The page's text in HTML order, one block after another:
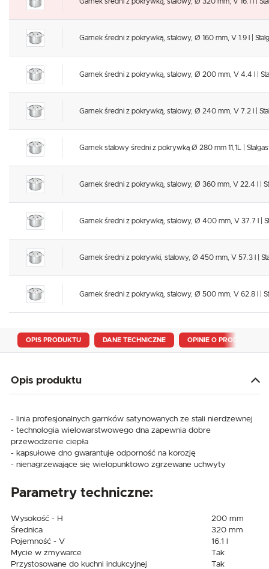
Garnek średni z pokrywką, stalowy, Ø 320 mm, V 16.1 l |
Garnek średni z pokrywką, stalowy, Ø 160 mm, V 1.9 l |
Garnek średni z pokrywką, stalowy, Ø 200 mm, V 4.4 l |
Garnek średni z pokrywką, stalowy, Ø 240 mm, V 7.2 l |
Garnek stalowy średni z pokrywką Ø 280 mm 11,1L |
Garnek średni z pokrywką, stalowy, Ø 360 mm, V 22.4 l |
Garnek średni z pokrywką, stalowy, Ø 400 mm, V 37.7 l |
Garnek średni z pokrywki, stalowy, Ø 450 mm, V 57.3 l |
Garnek średni z pokrywką, stalowy, Ø 500 mm, V 62.8 l |
OPIS PRODUKTU DANE TECHNICZNE OPINIE O PRODUKCIE
Opis produktu
- linia profesjonalnych garnków satynowanych ze stali nierdzewnej
- technologia wielowarstwowego dna zapewnia dobre
przewodzenie ciepła
- kapsułowe dno gwarantuje odporność na korozję
- nienagrzewające się wielopunktowo zgrzewane uchwyty
Parametry techniczne:
Wysokość - H
200 mm
Średnica
320 mm
Pojemność - V
16.1 l
Mycie w zmywarce
Tak
Przystosowane do kuchni indukcyjnej
Tak